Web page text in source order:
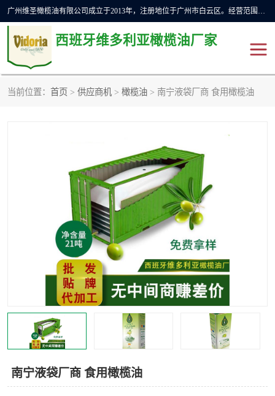
广州维圣橄榄油有限公司成立于2013年，注册地位于广州市白云区。经营范围包括饲料原料销售;畜牧渔业饲料销售;化妆品批发;贸易经纪;食品进出口等，主要产品有：橄榄果渣油，橄榄油，纯橄榄油等。
西班牙维多利亚橄榄油厂家
当前位置： 首页 > 供应商机 > 橄榄油 > 南宁液袋厂商 食用橄榄油
南宁液袋厂商 食用橄榄油
精炼橄榄油